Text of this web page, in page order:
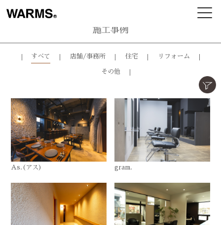
施工事例
すべて 店舗/事務所 住宅 リフォーム
その他
As.(アス) gram.